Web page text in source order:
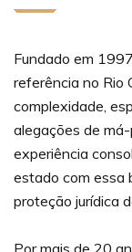
Fundado em
referência no Rio
complexidade,
alegações de
experiência
estado com essa
proteção jurídica
Por mais de 20